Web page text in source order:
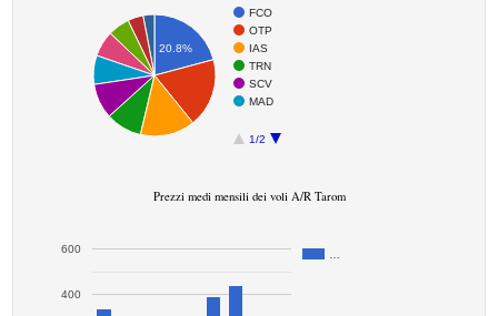
FCO
OTP
IAS
TRN
SCV
MAD
1/2
20.8%
Prezzi medi mensili dei voli A/R Tarom
400
600